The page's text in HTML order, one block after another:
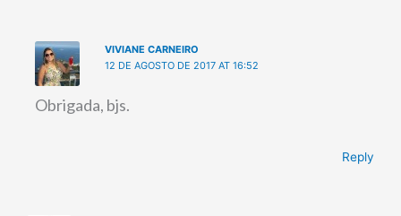
VIVIANE CARNEIRO
12 DE AGOSTO DE 2017 AT 16:52
Obrigada, bjs.
Reply